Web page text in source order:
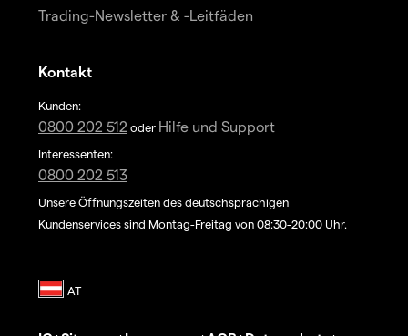
Trading-Newsletter & -Leitfäden
Kontakt
Kunden:
0800 202 512 oder Hilfe und Support
Interessenten:
0800 202 513
Unsere Öffnungszeiten des deutschsprachigen
Kundenservices sind Montag-Freitag von 08:30-20:00 Uhr.